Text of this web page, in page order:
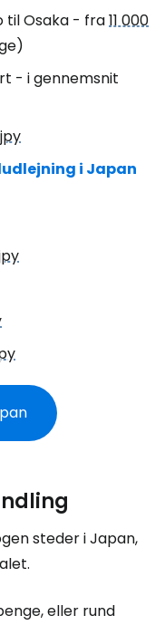
til Osaka - fra11 000
- i gennemsnit
i Japan
steder i Japan,
eller rund